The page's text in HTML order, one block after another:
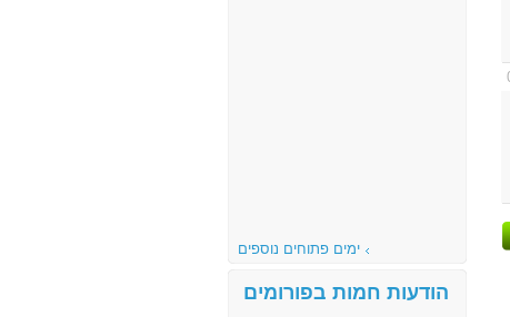
ימים פתוחים נוספים
הודעות חמות בפורומים